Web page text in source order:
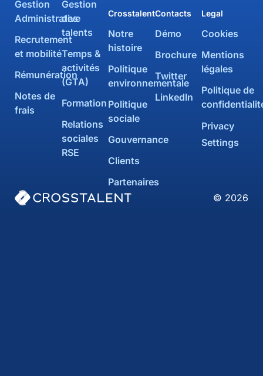
Crosstalent
Notre
histoire
Politique
environnementale
Politique
sociale
Gouvernance
Clients
Partenaires
Gestion
Administrative
Recrutement
et mobilité
Rémunération
Notes de
frais
Gestion
des
talents
Temps &
activités
(GTA)
Formation
Relations
sociales
RSE
Contacts
Démo
Brochure
Twitter
LinkedIn
Legal
Cookies
Mentions
légales
Politique de
Privacy
Settings
© 2026